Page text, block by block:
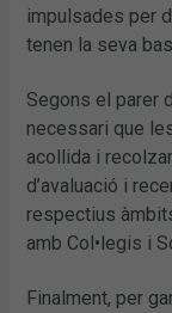
impulsades per
tenen la seva
Segons el parer
necessari que
acollida i
d’avaluació i
respectius
amb Col•legis i
Finalment, per